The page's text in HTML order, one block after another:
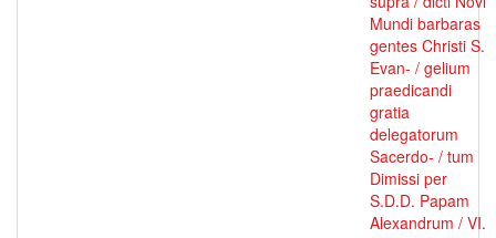
Mundi barbaras
gentes Christi S.
Evan- / gelium
praedicandi
gratia
delegatorum
Sacerdo- / tum
Dimissi per
S.D.D. Papam
Alexandrum / VI.